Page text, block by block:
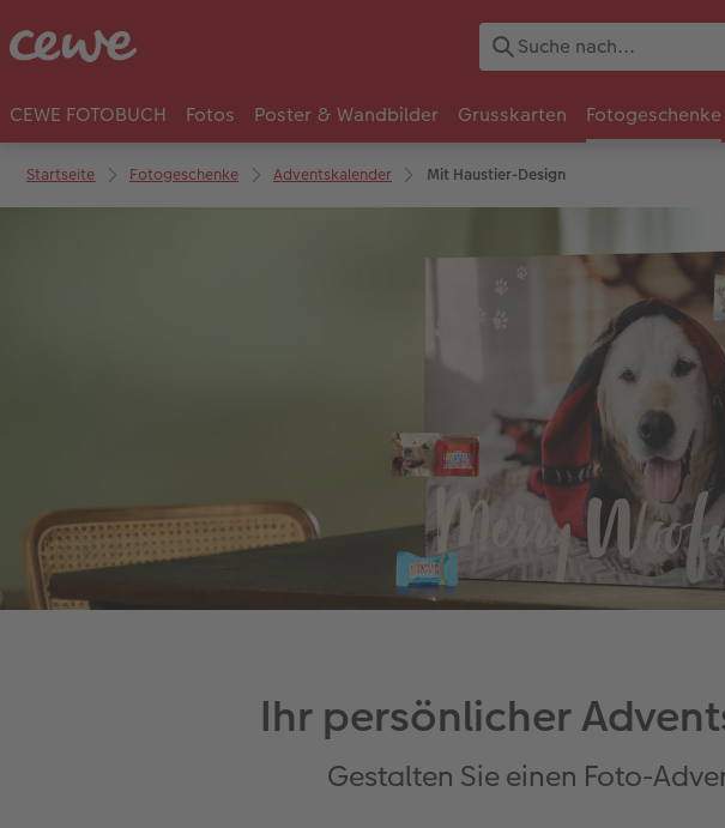
CEWE FOTOBUCH Fotos Poster & Wandbilder Grusskarten Fotogeschenke
Startseite Fotogeschenke Adventskalender Mit Haustier-Design
Ihr persönlicher
Gestalten Sie einen Foto-